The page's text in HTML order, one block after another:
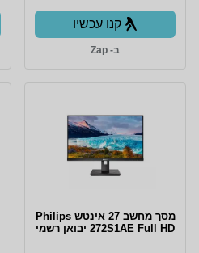
קנו עכשיו
ב- Zap
מסך מחשב ‏27 ‏אינטש Philips
272S1AE Full HD יבואן רשמי